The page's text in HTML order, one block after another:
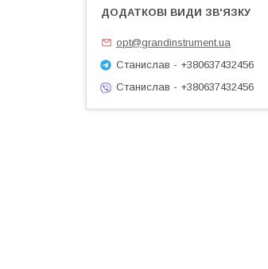
opt@grandinstrument.ua
Станислав - +380637432456
Станислав - +380637432456